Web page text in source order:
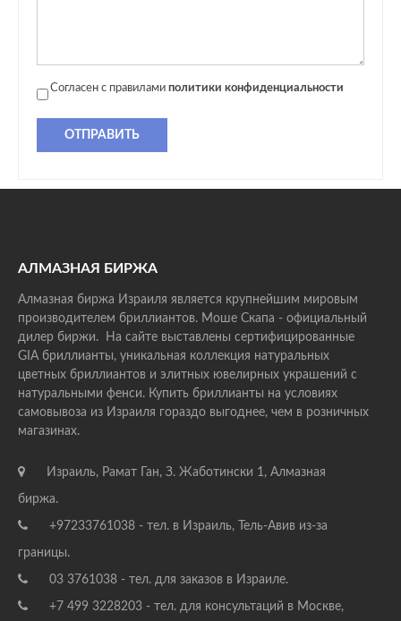
Согласен с правилами политики конфиденциальности
ОТПРАВИТЬ
АЛМАЗНАЯ БИРЖА
Алмазная биржа Израиля является крупнейшим мировым
производителем бриллиантов. Моше Скапа - официальный
дилер биржи. На сайте выставлены сертифицированные
GIA бриллианты, уникальная коллекция натуральных
цветных бриллиантов и элитных ювелирных украшений с
натуральными фенси. Купить бриллианты на условиях
самовывоза из Израиля гораздо выгоднее, чем в розничных
магазинах.
Израиль, Рамат Ган, З. Жаботински 1, Алмазная
биржа.
+97233761038 - тел. в Израиль, Тель-Авив из-за
границы.
03 3761038 - тел. для заказов в Израиле.
+7 499 3228203 - тел. для консультаций в Москве,